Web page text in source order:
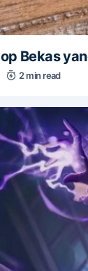
Bekas
2 min read